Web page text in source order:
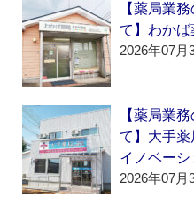
【薬局業
て】わかば
2026年07月
【薬局業
て】大手
イノベーシ
2026年07月